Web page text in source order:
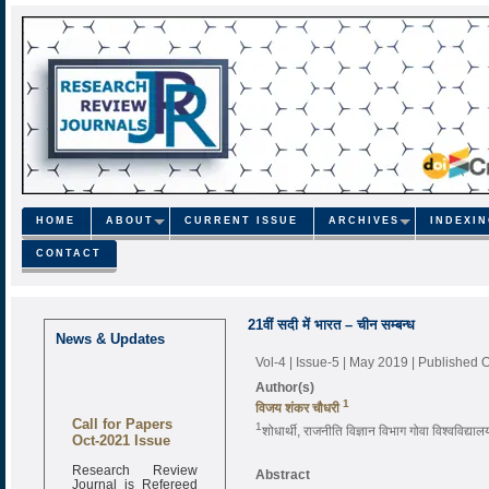
HOME ABOUT CURRENT ISSUE ARCHIVES
CONTACT
News & Updates
Call for Papers
Oct-2021 Issue
Research Review
Journal is Refereed
21वीं सदी में भारत – चीन सम्बन्ध
Vol-4 | Issue-5 | May 2019 | Published
Author(s)
विजय शंकर चौधरी 1
1शोधार्थी, राजनीति विज्ञान विभाग गोवा
Abstract